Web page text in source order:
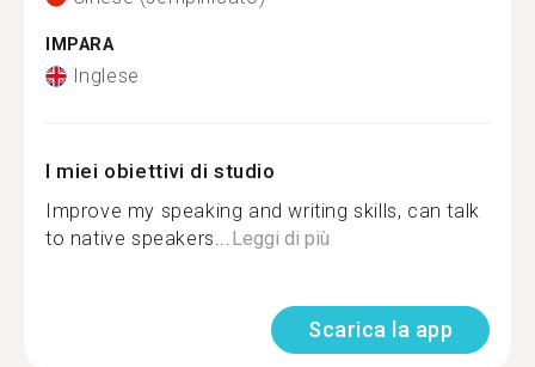
IMPARA
Inglese
I miei obiettivi di studio
Improve my speaking and writing skills, can talk
to native speakers...Leggi di più
Scarica la app